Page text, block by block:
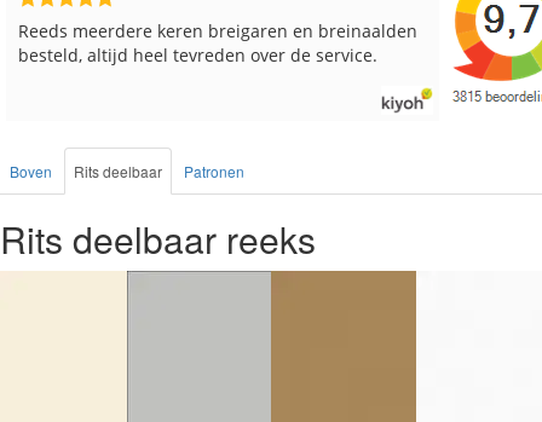
Snelle levering en keurig verpakt. Top. Goed
Boven Rits deelbaar Patronen
Rits deelbaar reeks